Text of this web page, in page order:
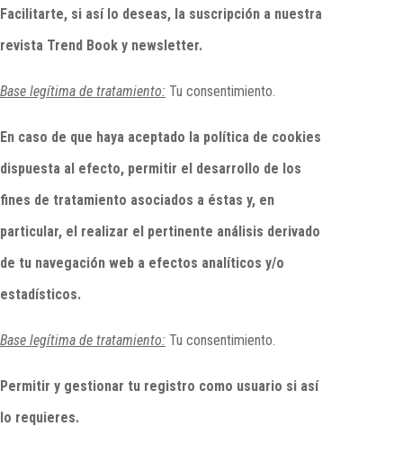
Facilitarte, si así lo deseas, la suscripción a nuestra
revista Trend Book y newsletter.
Base legítima de tratamiento: Tu consentimiento.
En caso de que haya aceptado la política de cookies
dispuesta al efecto, permitir el desarrollo de los
fines de tratamiento asociados a éstas y, en
particular, el realizar el pertinente análisis derivado
de tu navegación web a efectos analíticos y/o
estadísticos.
Base legítima de tratamiento: Tu consentimiento.
Permitir y gestionar tu registro como usuario si así
lo requieres.